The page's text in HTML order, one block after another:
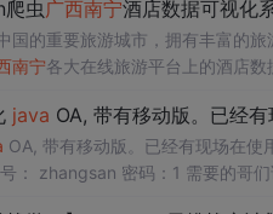
虫广西南宁酒店数据可视化
国的重要旅游城市，拥有丰富的
南宁各大在线旅游平台上的酒店
数据资源并进行有效的可视化展
java OA, 带有移动版。已经
OA, 带有移动版。已经有现场在
： zhangsan 密码：1 需要的哥